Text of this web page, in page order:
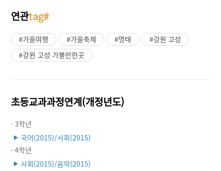
연관tag#
#가을여행 #가을축제 #명태
#강원 고성
#강원 고성 가볼만한곳
초등교과과정연계(개정년도)
· 3학년
▶ 국어(2015)/사회(2015)
· 4학년
▶ 사회(2015)/음악(2015)